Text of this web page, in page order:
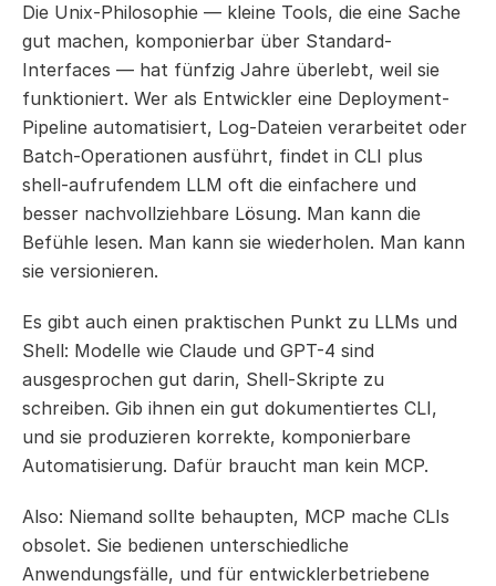
Die Unix-Philosophie — kleine Tools, die eine Sache
gut machen, komponierbar über Standard-
Interfaces — hat fünfzig Jahre überlebt, weil sie
funktioniert. Wer als Entwickler eine Deployment-
Pipeline automatisiert, Log-Dateien verarbeitet oder
Batch-Operationen ausführt, findet in CLI plus
shell-aufrufendem LLM oft die einfachere und
besser nachvollziehbare Lösung. Man kann die
Befühle lesen. Man kann sie wiederholen. Man kann
sie versionieren.
Es gibt auch einen praktischen Punkt zu LLMs und
Shell: Modelle wie Claude und GPT-4 sind
ausgesprochen gut darin, Shell-Skripte zu
schreiben. Gib ihnen ein gut dokumentiertes CLI,
und sie produzieren korrekte, komponierbare
Automatisierung. Dafür braucht man kein MCP.
Also: Niemand sollte behaupten, MCP mache CLIs
obsolet. Sie bedienen unterschiedliche
Anwendungsfälle, und für entwicklerbetriebene